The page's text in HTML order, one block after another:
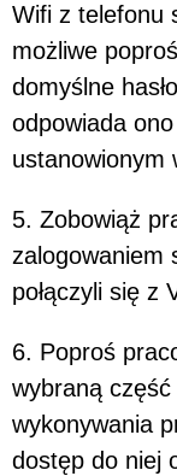
Wifi z telefonu
możliwe
domyślne
odpowiada
ustanowionym
5. Zobowiąż
zalogowaniem
połączyli się z
6. Poproś
wybraną
wykonywania
dostęp do niej